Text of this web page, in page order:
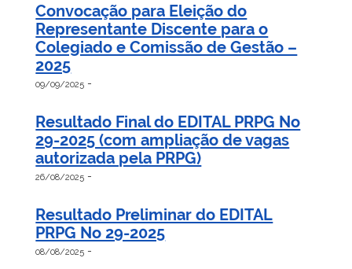
Convocação para Eleição do
Representante Discente para o
Colegiado e Comissão de Gestão –
2025
09/09/2025 -
Resultado Final do EDITAL PRPG No
29-2025 (com ampliação de vagas
autorizada pela PRPG)
26/08/2025 -
Resultado Preliminar do EDITAL
PRPG No 29-2025
08/08/2025 -